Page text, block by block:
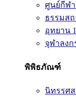
ศูนย์กีฬ
ธรรมส
อุทยาน
จุฬาลง
พิพิธภัณฑ์
นิทรรศ